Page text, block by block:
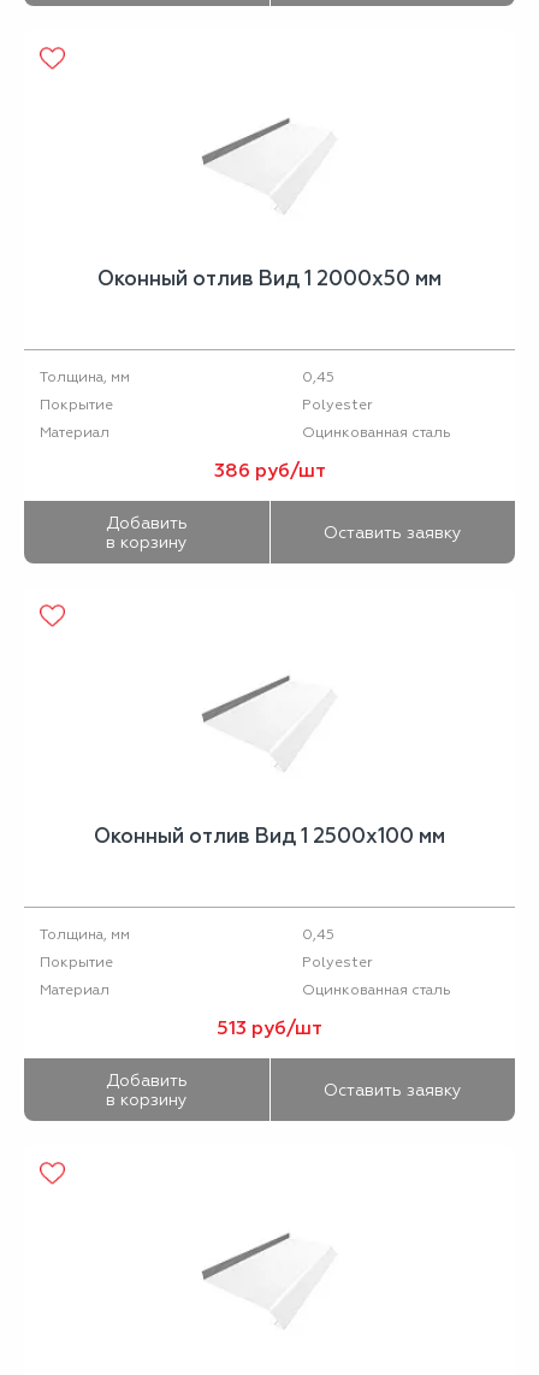
Оконный отлив Вид 1 2000х50 мм
Толщина, мм
0,45
Покрытие
Polyester
Материал
Оцинкованная сталь
386 руб/шт
Добавить
в корзину
Оставить заявку
Оконный отлив Вид 1 2500х100 мм
Толщина, мм
0,45
Покрытие
Polyester
Материал
Оцинкованная сталь
513 руб/шт
Добавить
в корзину
Оставить заявку